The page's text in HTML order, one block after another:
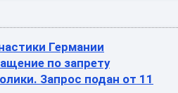
Германии
по запрету
Запрос подан от 11